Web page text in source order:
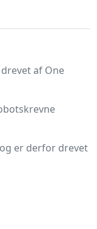
af One
er derfor drevet